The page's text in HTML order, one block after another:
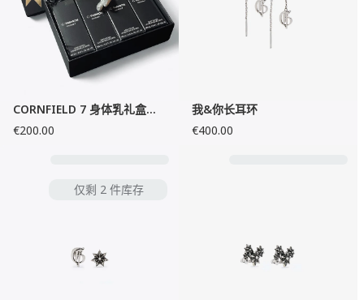
CORNFIELD 7 身体乳礼盒套装
€200.00
我&你长耳环
€400.00
仅剩 2 件库存